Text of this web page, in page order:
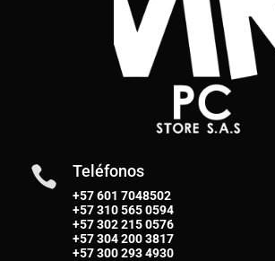
 Teléfonos
+57 601 7048502
+57310 565 0594
+57302 215 0576
+57304 200 3817
+57300 293 4930